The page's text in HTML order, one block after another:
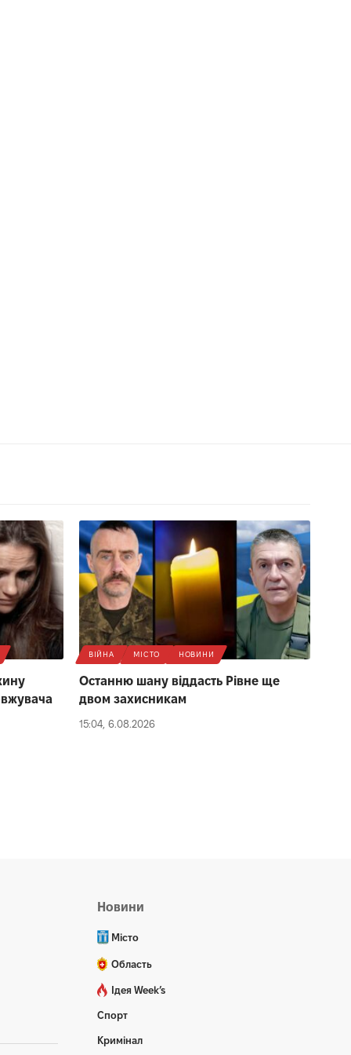
ВІЙНА МІСТО НОВИНИ
Останню шану віддасть Рівне ще
двом захисникам
15:04, 6.08.2026
Новини
Місто
Область
Ідея Week’s
Спорт
Кримінал